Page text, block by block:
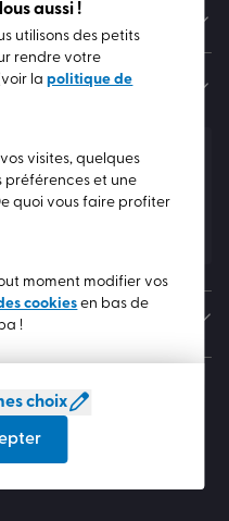
de toutes nos actualités !
ont été rédigés par
aussi !
utilisons des petits
rendre votre
lapolitique de
visites, quelques
préférences et une
quoi vous faire profiter
moment modifier vos
cookiesen bas de
!
choix